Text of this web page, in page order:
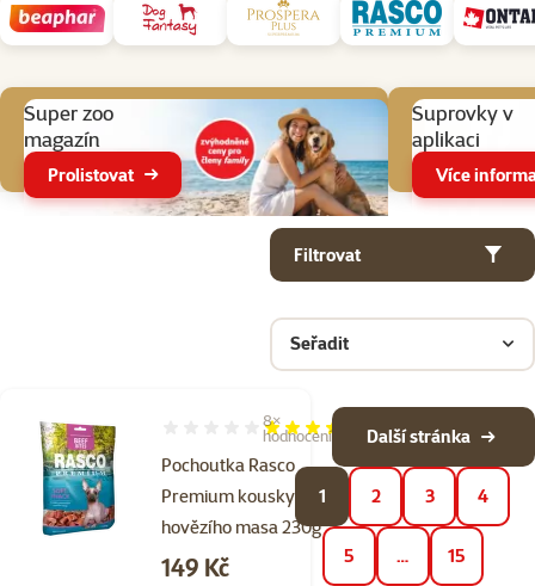
Super zoo
magazín
Prolistovat
Suprovky v
aplikaci
Více
Filtrovat
Seřadit
Produkty v kategorii Pomůcky na sportování a výcvik psa
Pochoutka Rasco
Premium kousky z
hovězího masa 230g
Hodnocení 100%, počet hodnocení: 8
8×
hodnocení
Cena
149 Kč
1 2 3 4
5 … 15
Další stránka